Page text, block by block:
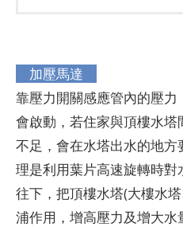
加壓馬達
靠壓力開關感應管內的壓
會啟動，若住家與頂樓水
不足，會在水塔出水的地
理是利用葉片高速旋轉時
往下，把頂樓水塔(大樓水
浦作用，增高壓力及增大